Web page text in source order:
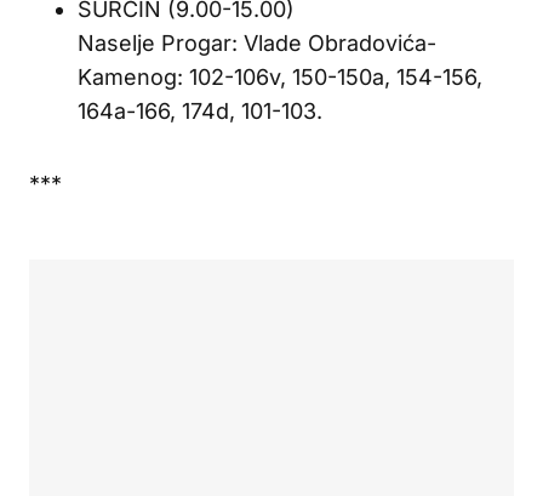
SURČIN (9.00-15.00)
Naselje Progar: Vlade Obradovića-
Kamenog: 102-106v, 150-150a, 154-156,
164a-166, 174d, 101-103.
***